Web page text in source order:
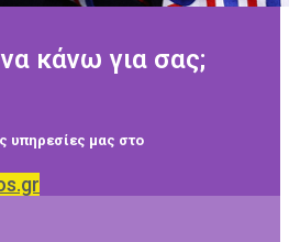
κάνω για σας;
υπηρεσίες μας στο